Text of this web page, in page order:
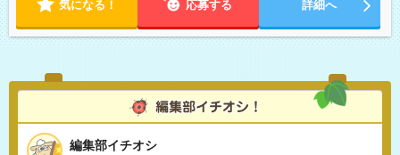
気になる！ 応募する 詳細へ
編集部イチオシ